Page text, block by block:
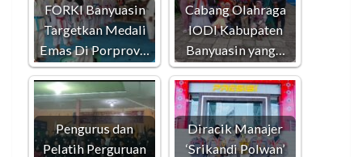
FORKI Banyuasin
Targetkan Medali
Emas Di Porprov…
Cabang Olahraga
IODI Kabupaten
Banyuasin yang…
Pengurus dan
Pelatih Perguruan
Diracik Manajer
‘Srikandi Polwan’